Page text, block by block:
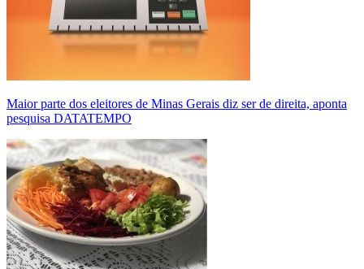
Maior parte dos eleitores de Minas Gerais diz ser de direita, aponta
pesquisa DATATEMPO